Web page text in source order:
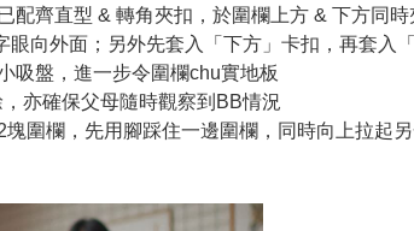
配齊直型 & 轉角夾扣，於圍欄上方 & 下方同
眼向外面；另外先套入「下方」卡扣，再套入
吸盤，進一步令圍欄chu實地板
亦確保父母隨時觀察到BB情況
圍欄，先用腳踩住一邊圍欄，同時向上拉起